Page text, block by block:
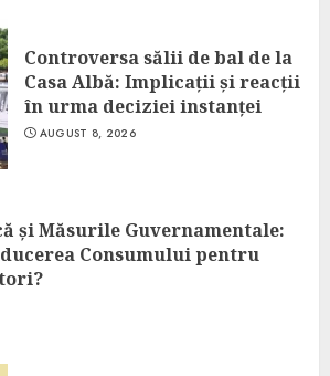
Controversa sălii de bal de la
Casa Albă: Implicații și reacții
în urma deciziei instanței
AUGUST 8, 2026
și Măsurile Guvernamentale:
Consumului pentru